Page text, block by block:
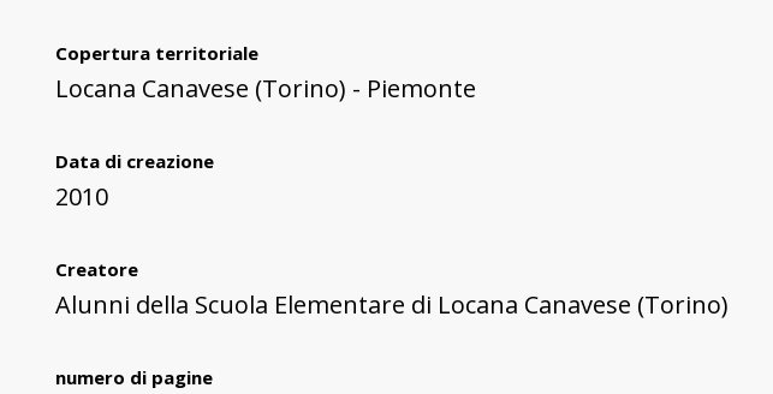
Copertura territoriale
Locana Canavese (Torino) - Piemonte
Data di creazione
2010
Creatore
Alunni della Scuola Elementare di Locana Canavese (Torino)
numero di pagine